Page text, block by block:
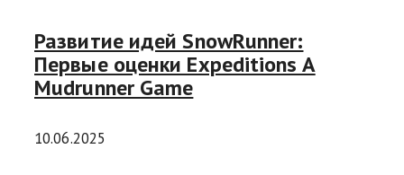
Развитие идей SnowRunner:
Первые оценки Expeditions A
Mudrunner Game
10.06.2025